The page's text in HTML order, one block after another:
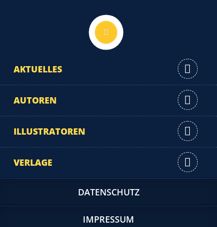
AKTUELLES
AUTOREN
ILLUSTRATOREN
VERLAGE
DATENSCHUTZ
IMPRESSUM